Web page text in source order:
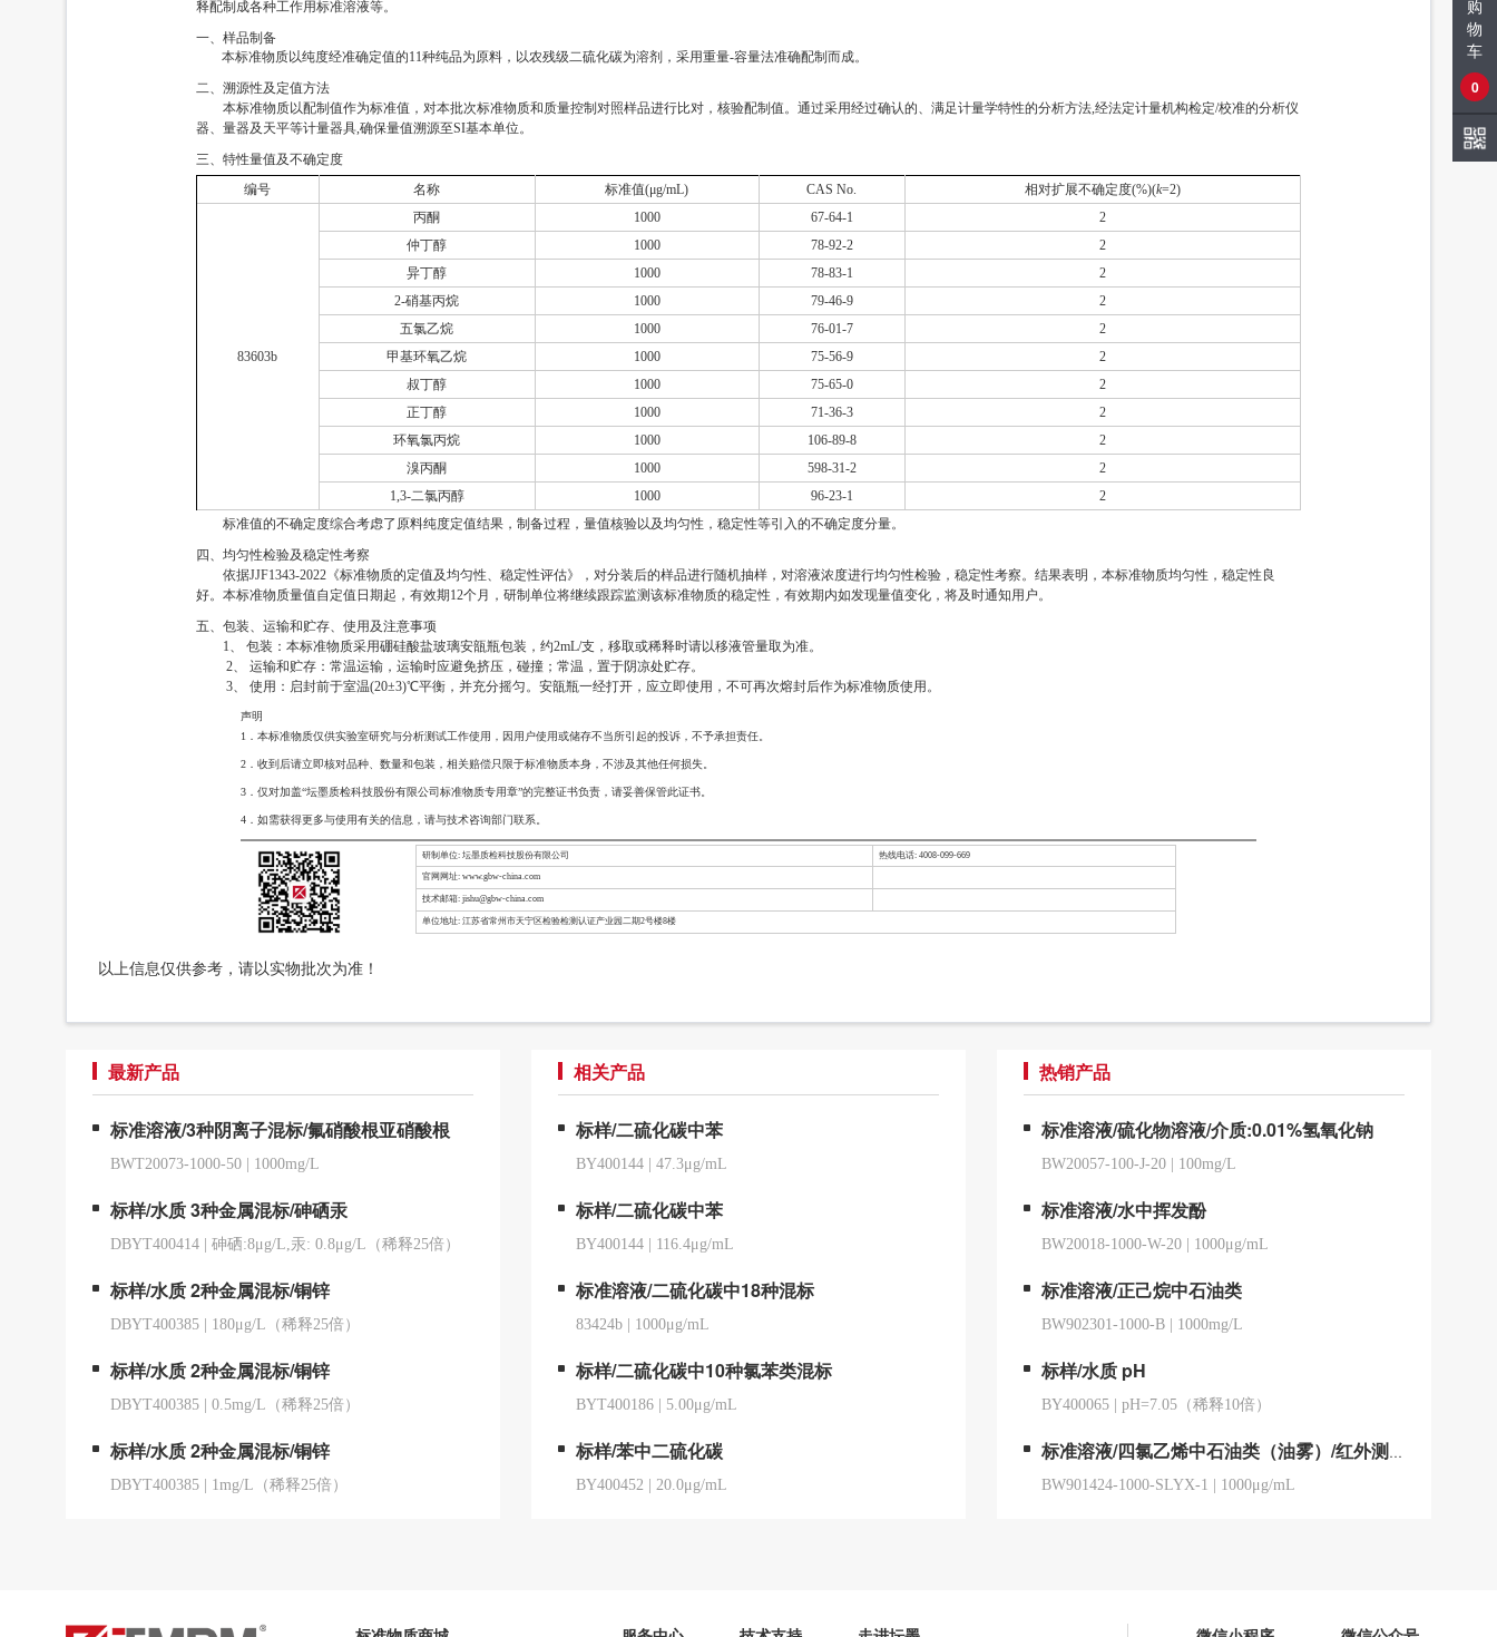
释配制成各种工作用标准溶液等。
一、样品制备
本标准物质以纯度经准确定值的11种纯品为原料，以农残级二硫化碳为溶剂，采用重量-容量法准确配制而成。
二、溯源性及定值方法
本标准物质以配制值作为标准值，对本批次标准物质和质量控制对照样品进行比对，核验配制值。通过采用经过确认的、满足计量学特性的分析方法,经法定计量机构检定/校准的分析仪
器、量器及天平等计量器具,确保量值溯源至SI基本单位。
三、特性量值及不确定度
编号
名称 标准值(μg/mL) CAS No. 相对扩展不确定度(%)(k=2)
83603b
丙酮 1000 67-64-1
2
仲丁醇
1000 78-92-2
2
异丁醇
1000 78-83-1
2
2-硝基丙烷
1000 79-46-9
2
五氯乙烷
1000 76-01-7
2
甲基环氧乙烷
1000 75-56-9
2
叔丁醇
1000 75-65-0
2
正丁醇
1000 71-36-3
2
环氧氯丙烷
1000 106-89-8
2
溴丙酮
1000 598-31-2
2
1,3-二氯丙醇
1000 96-23-1
2
标准值的不确定度综合考虑了原料纯度定值结果，制备过程，量值核验以及均匀性，稳定性等引入的不确定度分量。
四、均匀性检验及稳定性考察
依据JJF1343-2022《标准物质的定值及均匀性、稳定性评估》，对分装后的样品进行随机抽样，对溶液浓度进行均匀性检验，稳定性考察。结果表明，本标准物质均匀性，稳定性良
好。本标准物质量值自定值日期起，有效期12个月，研制单位将继续跟踪监测该标准物质的稳定性，有效期内如发现量值变化，将及时通知用户。
五、包装、运输和贮存、使用及注意事项
1、 包装：本标准物质采用硼硅酸盐玻璃安瓿瓶包装，约2mL/支，移取或稀释时请以移液管量取为准。
2、 运输和贮存：常温运输，运输时应避免挤压，碰撞；常温，置于阴凉处贮存。
3、 使用：启封前于室温(20±3)℃平衡，并充分摇匀。安瓿瓶一经打开，应立即使用，不可再次熔封后作为标准物质使用。
声明
1．本标准物质仅供实验室研究与分析测试工作使用，因用户使用或储存不当所引起的投诉，不予承担责任。
2．收到后请立即核对品种、数量和包装，相关赔偿只限于标准物质本身，不涉及其他任何损失。
3．仅对加盖“坛墨质检科技股份有限公司标准物质专用章”的完整证书负责，请妥善保管此证书。
4．如需获得更多与使用有关的信息，请与技术咨询部门联系。
研制单位: 坛墨质检科技股份有限公司 热线电话: 4008-099-669
官网网址: www.gbw-china.com
技术邮箱: jishu@gbw-china.com
单位地址: 江苏省常州市天宁区检验检测认证产业园二期2号楼8楼
以上信息仅供参考，请以实物批次为准！
最新产品
标准溶液/3种阴离子混标/氟硝酸根亚硝酸根
BWT20073-1000-50 1000mg/L
标样/水质 3种金属混标/砷硒汞
DBYT400414 砷硒:8μg/L,汞: 0.8μg/L（稀释25倍）
标样/水质 2种金属混标/铜锌
DBYT400385 180μg/L（稀释25倍）
标样/水质 2种金属混标/铜锌
DBYT400385 0.5mg/L（稀释25倍）
标样/水质 2种金属混标/铜锌
DBYT400385 1mg/L（稀释25倍）
相关产品
标样/二硫化碳中苯
BY400144 47.3μg/mL
标样/二硫化碳中苯
BY400144 116.4μg/mL
标准溶液/二硫化碳中18种混标
83424b 1000μg/mL
标样/二硫化碳中10种氯苯类混标
BYT400186 5.00μg/mL
标样/苯中二硫化碳
BY400452 20.0μg/mL
热销产品
标准溶液/硫化物溶液/介质:0.01%氢氧化钠
BW20057-100-J-20 100mg/L
标准溶液/水中挥发酚
BW20018-1000-W-20 1000μg/mL
标准溶液/正己烷中石油类
BW902301-1000-B 1000mg/L
标样/水质 pH
BY400065 pH=7.05（稀释10倍）
标准溶液/四氯乙烯中石油类（油雾）/红外测油仪用
BW901424-1000-SLYX-1 1000μg/mL
购
物
车
0